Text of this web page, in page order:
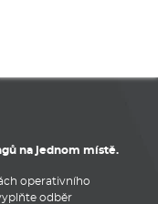
na jednom místě.
operativního
odběr